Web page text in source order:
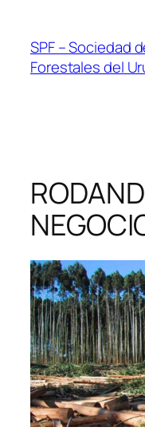
content
SPF – Sociedad
Forestales del